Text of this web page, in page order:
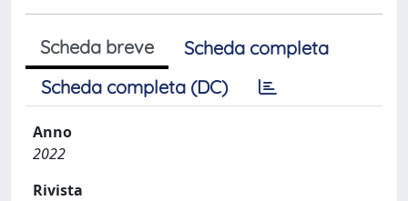
Scheda breve
Scheda completa
Scheda completa (DC)
Anno
2022
Rivista